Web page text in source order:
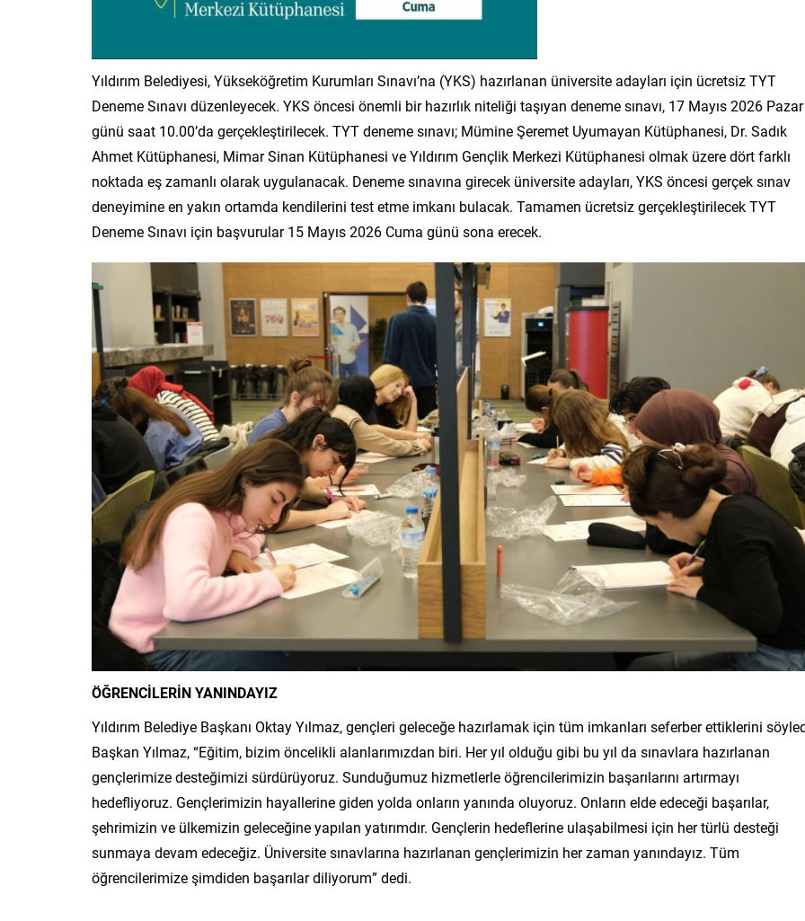
Yıldırım Belediyesi, Yükseköğretim Kurumları Sınavı’na (YKS) hazırlanan üniversite adayları için ücretsiz TYT
Deneme Sınavı düzenleyecek. YKS öncesi önemli bir hazırlık niteliği taşıyan deneme sınavı, 17 Mayıs 2026 Pazar
günü saat 10.00’da gerçekleştirilecek. TYT deneme sınavı; Mümine Şeremet Uyumayan Kütüphanesi, Dr. Sadık
Ahmet Kütüphanesi, Mimar Sinan Kütüphanesi ve Yıldırım Gençlik Merkezi Kütüphanesi olmak üzere dört farklı
noktada eş zamanlı olarak uygulanacak. Deneme sınavına girecek üniversite adayları, YKS öncesi gerçek sınav
deneyimine en yakın ortamda kendilerini test etme imkanı bulacak. Tamamen ücretsiz gerçekleştirilecek TYT
Deneme Sınavı için başvurular 15 Mayıs 2026 Cuma günü sona erecek.
ÖĞRENCİLERİN YANINDAYIZ
Yıldırım Belediye Başkanı Oktay Yılmaz, gençleri geleceğe hazırlamak için tüm imkanları seferber ettiklerini
Başkan Yılmaz, “Eğitim, bizim öncelikli alanlarımızdan biri. Her yıl olduğu gibi bu yıl da sınavlara hazırlanan
gençlerimize desteğimizi sürdürüyoruz. Sunduğumuz hizmetlerle öğrencilerimizin başarılarını artırmayı
hedefliyoruz. Gençlerimizin hayallerine giden yolda onların yanında oluyoruz. Onların elde edeceği başarılar,
şehrimizin ve ülkemizin geleceğine yapılan yatırımdır. Gençlerin hedeflerine ulaşabilmesi için her türlü desteği
sunmaya devam edeceğiz. Üniversite sınavlarına hazırlanan gençlerimizin her zaman yanındayız. Tüm
öğrencilerimize şimdiden başarılar diliyorum” dedi.